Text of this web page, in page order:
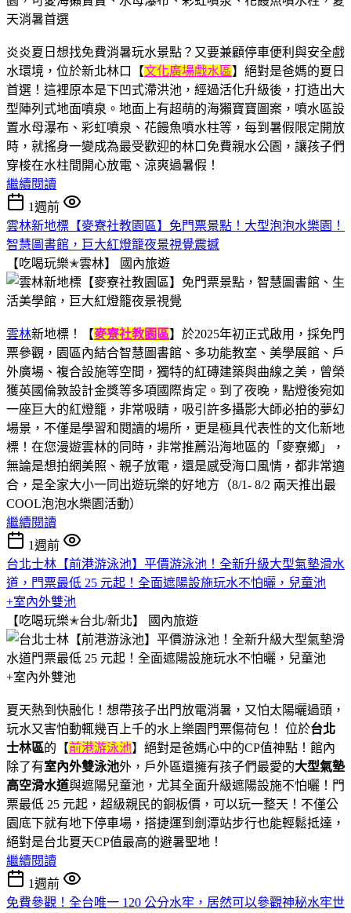
炎炎夏日想找免費消暑玩水景點？又要兼顧停車便利與安全戲
水環境，位於新北林口【文化廣場戲水區】絕對是爸媽的夏日
首選！這裡原本是下凹式滯洪池，經過活化升級後，打造出大
型陣列式地面噴泉。地面上有超萌的海獺寶寶圖案，噴水區設
置水母瀑布、彩虹噴泉、花饅魚噴水柱等，每到暑假限定開放
時，就搖身一變成為最受歡迎的林口免費親水公園，讓孩子們
穿梭在水柱間開心放電、涼爽過暑假！
繼續閱讀
1週前
雲林新地標【麥寮社教園區】免門票景點！大型泡泡水樂園！
智慧圖書館，巨大紅燈籠夜景視覺震撼
【吃喝玩樂✭雲林】
國內旅遊
雲林新地標！【麥寮社教園區】於2025年初正式啟用，採免門
票參觀，園區內結合智慧圖書館、多功能教室、美學展館、戶
外廣場、複合設施等空間，獨特的紅磚建築與曲線之美，曾榮
獲英國倫敦設計金獎等多項國際肯定。到了夜晚，點燈後宛如
一座巨大的紅燈籠，非常吸睛，吸引許多攝影大師必拍的夢幻
場景，不僅是學習和閱讀的場所，更是極具代表性的文化新地
標！在您漫遊雲林的同時，非常推薦沿海地區的「麥寮鄉」，
無論是想拍網美照、親子放電，還是感受海口風情，都非常適
合，是全家大小一同出遊玩樂的好地方（8/1- 8/2 兩天推出最
COOL泡泡水樂園活動）
繼續閱讀
1週前
台北士林【前港游泳池】平價游泳池！全新升級大型氣墊滑水
道，門票最低 25 元起！全面遮陽設施玩水不怕曬，兒童池
+室內外雙池
【吃喝玩樂✭台北/新北】
國內旅遊
夏天熱到快融化！想帶孩子出門放電消暑，又怕太陽曬過頭，
玩水又害怕動輒幾百上千的水上樂園門票傷荷包！ 位於台北
士林區的【前港游泳池】絕對是爸媽心中的CP值神點！館內
除了有室內外雙泳池外，戶外區還擁有孩子們最愛的大型氣墊
高空滑水道與遮陽兒童池，尤其全面升級遮陽設施不怕曬！門
票最低 25 元起，超級親民的銅板價，可以玩一整天！不僅公
園底下就有地下停車場，搭捷運到劍潭站步行也能輕鬆抵達，
絕對是台北夏天CP值最高的避暑聖地！
繼續閱讀
1週前
免費參觀！全台唯一 120 公分水牢，居然可以參觀神秘水牢世